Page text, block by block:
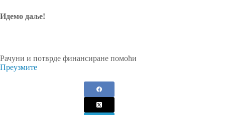
Идемо даље!
Рачуни и потврде финансиране помоћи
Преузмите